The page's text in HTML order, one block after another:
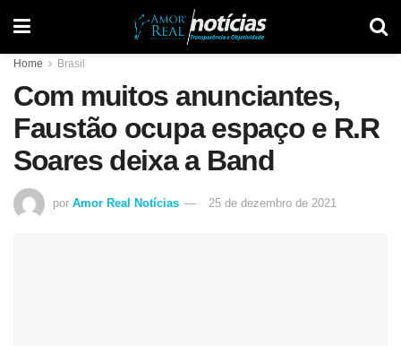
Home Brasil
Com muitos anunciantes,
Faustão ocupa espaço e R.R
Soares deixa a Band
por Amor Real Notícias 25 de dezembro de 2021